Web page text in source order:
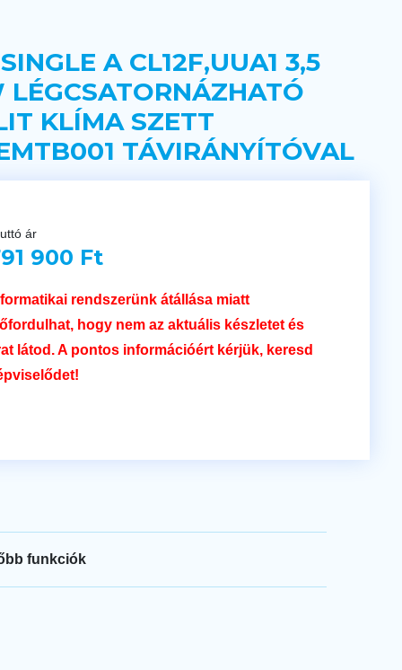
A CL12F,UUA1 3,5
LÉGCSATORNÁZHATÓ
KLÍMA SZETT
TÁVIRÁNYÍTÓVAL
ár
900 Ft
rendszerünk átállása miatt
hogy nem az aktuális készletet és
látod. A pontos információért kérjük, keresd
funkciók